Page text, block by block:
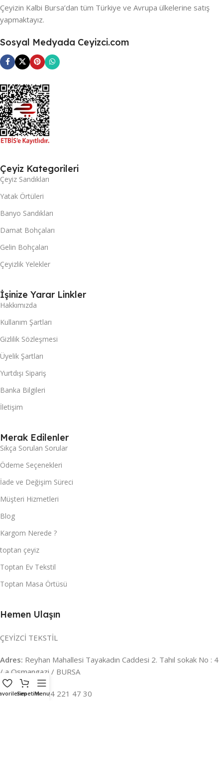
Çeyizin Kalbi Bursa’dan tüm Türkiye ve Avrupa ülkelerine satış
yapmaktayız.
Sosyal Medyada Ceyizci.com
Çeyiz Kategorileri
Çeyiz Sandıkları
Yatak Örtüleri
Banyo Sandıkları
Damat Bohçaları
Gelin Bohçaları
Çeyizlik Yelekler
İşinize Yarar Linkler
Hakkımızda
Kullanım Şartları
Gizlilik Sözleşmesi
Üyelik Şartları
Yurtdışı Sipariş
Banka Bilgileri
İletişim
Merak Edilenler
Sıkça Sorulan Sorular
Ödeme Seçenekleri
İade ve Değişim Süreci
Müşteri Hizmetleri
Blog
Kargom Nerede ?
toptan çeyiz
Toptan Ev Tekstil
Toptan Masa Örtüsü
Hemen Ulaşın
ÇEYİZCİ TEKSTİL
Adres: Reyhan Mahallesi Tayakadın Caddesi 2. Tahıl sokak No : 4
/ a Osmangazi / BURSA
İLETİŞİM :0224 221 47 30
SepetimMenu